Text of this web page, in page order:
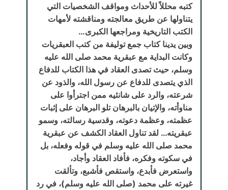
كتبه محللاً للأحداث ومواقف الشخصيات التي
يتناولها عن طريق معالجته ومناقشته لأمهات
الكتب التاريخية ومراجعها الكبرى…
وبين يدينا كتاب جمع توليفة من كتب العبقريات
وكانت البداية مع عبقرية محمد صلى الله عليه
وسلم، حيث تصدى العقاد في هذا الكتاب للدفاع
الذي يتصدى للدفاع عن رسول الله، والذود عن
شرعته، والرد على شانئيه ممن اجترأوا على
مناوأته، والإتيان بالبرهان تلو البرهان على إثبات
عظمته، وعظمة دعوته، وقدسية رسالته، وسمو
عبقريته… لقد تناول العقاد الكشف عن عبقرية
محمد صلى الله عليه وسلم في قوله وفعله، بل
في سكوته وفكره، فأفاد العقاد وأجاد،
واستعرض فأبدع، واستقص فأشبع، وتألقت
غيرته على محمد (صلى الله عليه وسلم)، في رد